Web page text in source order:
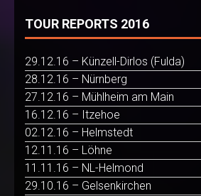
TOUR REPORTS 2016
29.12.16 – Künzell-Dirlos (Fulda)
28.12.16 – Nürnberg
27.12.16 – Mühlheim am Main
16.12.16 – Itzehoe
02.12.16 – Helmstedt
12.11.16 – Löhne
11.11.16 – NL-Helmond
29.10.16 – Gelsenkirchen